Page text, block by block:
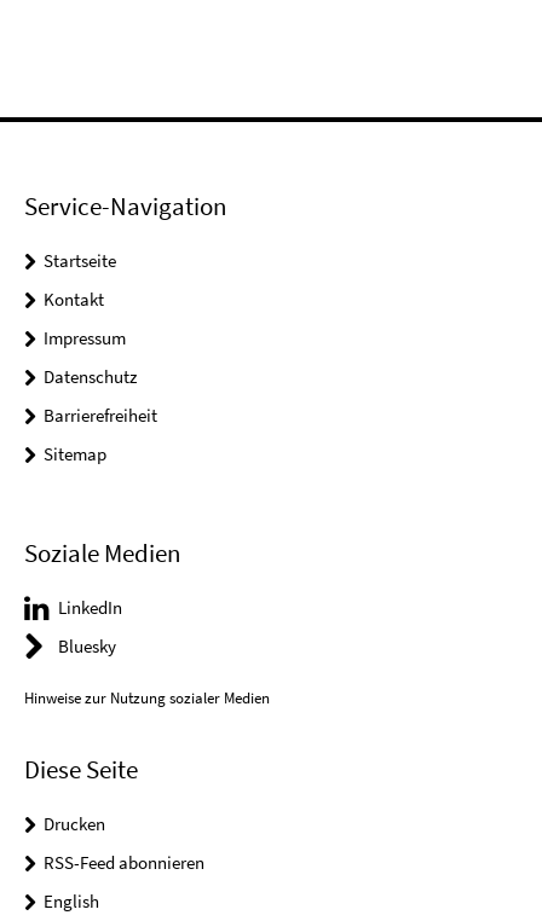
Service-Navigation
Startseite
Kontakt
Impressum
Datenschutz
Barrierefreiheit
Sitemap
Soziale Medien
LinkedIn
Bluesky
Hinweise zur Nutzung sozialer Medien
Diese Seite
Drucken
RSS-Feed abonnieren
English